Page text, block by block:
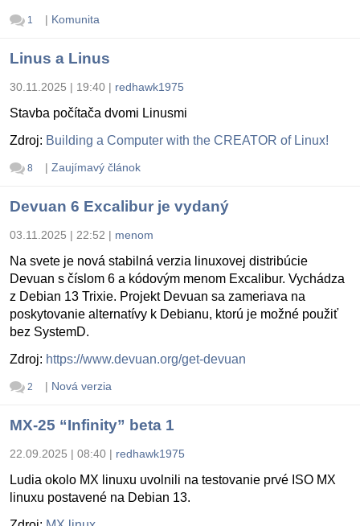
1 | Komunita
Linus a Linus
30.11.2025 | 19:40 | redhawk1975
Stavba počítača dvomi Linusmi
Zdroj: Building a Computer with the CREATOR of Linux!
8 | Zaujímavý článok
Devuan 6 Excalibur je vydaný
03.11.2025 | 22:52 | menom
Na svete je nová stabilná verzia linuxovej distribúcie
Devuan s číslom 6 a kódovým menom Excalibur. Vychádza
z Debian 13 Trixie. Projekt Devuan sa zameriava na
poskytovanie alternatívy k Debianu, ktorú je možné použiť
bez SystemD.
Zdroj: https://www.devuan.org/get-devuan
2 | Nová verzia
MX-25 “Infinity” beta 1
22.09.2025 | 08:40 | redhawk1975
Ludia okolo MX linuxu uvolnili na testovanie prvé ISO MX
linuxu postavené na Debian 13.